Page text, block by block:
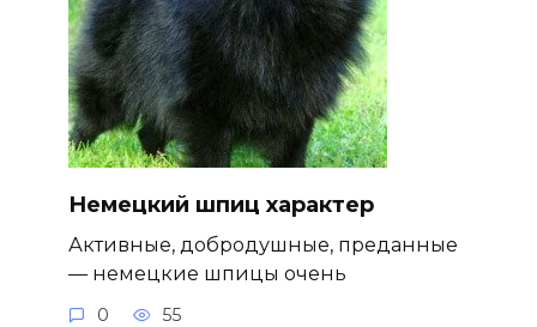
Немецкий шпиц характер
Активные, добродушные, преданные
— немецкие шпицы очень
0 55